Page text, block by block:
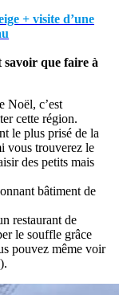
+ visite d’une
savoir que faire à
Noël, c’est
cette région.
le plus prisé de la
vous trouverez le
des petits mais
bâtiment de
restaurant de
le souffle grâce
pouvez même voir